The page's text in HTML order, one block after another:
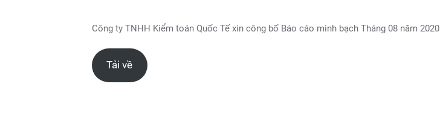
Công ty TNHH Kiểm toán Quốc Tế xin công bố Báo cáo minh bạch Tháng 08 năm 2020
Tải về